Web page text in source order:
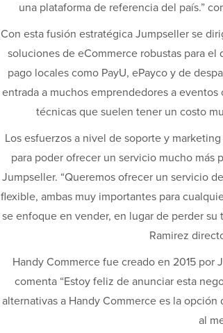
una plataforma de referencia del país.”
Con esta fusión estratégica Jumpseller se
soluciones de eCommerce robustas para
pago locales como PayU, ePayco y de
entrada a muchos emprendedores a
técnicas que suelen tener un costo
Los esfuerzos a nivel de soporte y
para poder ofrecer un servicio mucho más
Jumpseller. “Queremos ofrecer un servicio
flexible, ambas muy importantes para
se enfoque en vender, en lugar de perder
Ramirez
Handy Commerce fue creado en 2015 por
comenta “Estoy feliz de anunciar esta
alternativas a Handy Commerce es la
al